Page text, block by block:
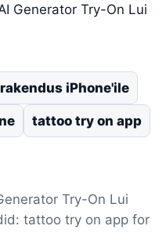
Generator Try-On Lui
iPhone'ile
tattoo try on app
Try-On Lui
tattoo try on app for